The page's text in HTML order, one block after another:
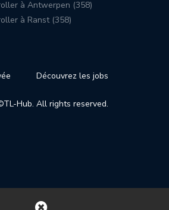
à Antwerpen (358)
à Ranst (358)
Découvrez les jobs
Hub. All rights reserved.